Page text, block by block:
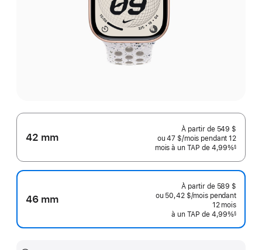
42 mm
À partir de 549 $
ou 47 $/mois par
mois
pendant 12
mois mois
à un TAP de 4,99%§
46 mm
À partir de 589 $
ou 50,42 $/mois par
mois
pendant
12 mois
à un TAP de 4,99%§